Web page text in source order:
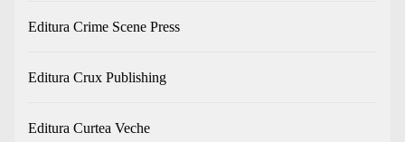
Editura Crime Scene Press
Editura Crux Publishing
Editura Curtea Veche